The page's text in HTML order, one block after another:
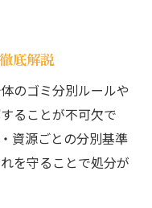
テクニック
の事前準備
ゴミ屋敷の特徴
片付け術を解説
を劇的に改善
底解説
のゴミ分別ルールや
ることが不可欠で
資源ごとの分別基準
を守ることで処分が